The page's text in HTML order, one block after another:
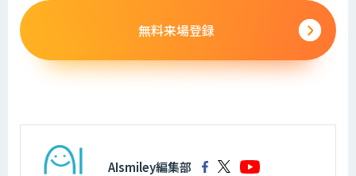
無料来場登録
AIsmiley編集部